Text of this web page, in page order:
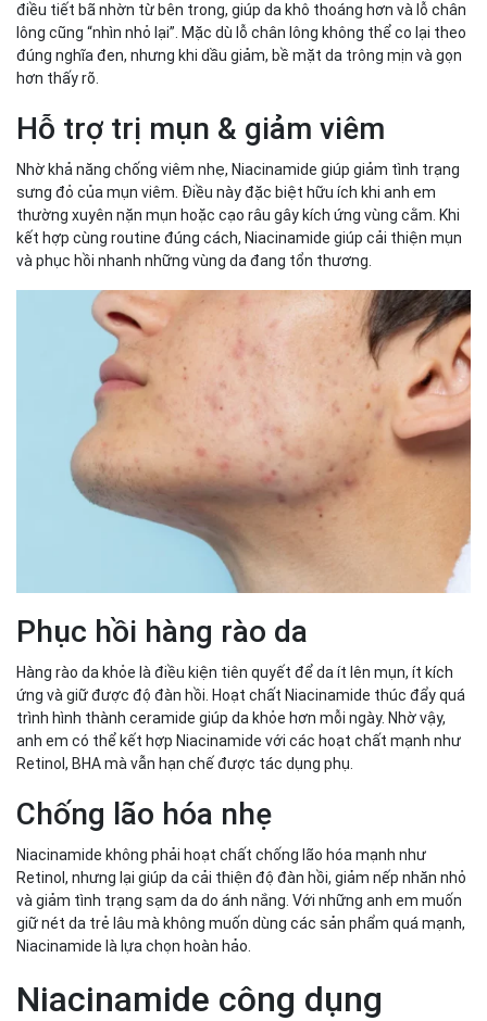
điều tiết bã nhờn từ bên trong, giúp da khô thoáng hơn và lỗ chân
lông cũng “nhìn nhỏ lại”. Mặc dù lỗ chân lông không thể co lại theo
đúng nghĩa đen, nhưng khi dầu giảm, bề mặt da trông mịn và gọn
hơn thấy rõ.
Hỗ trợ trị mụn & giảm viêm
Nhờ khả năng chống viêm nhẹ, Niacinamide giúp giảm tình trạng
sưng đỏ của mụn viêm. Điều này đặc biệt hữu ích khi anh em
thường xuyên nặn mụn hoặc cạo râu gây kích ứng vùng cằm. Khi
kết hợp cùng routine đúng cách, Niacinamide giúp cải thiện mụn
và phục hồi nhanh những vùng da đang tổn thương.
Phục hồi hàng rào da
Hàng rào da khỏe là điều kiện tiên quyết để da ít lên mụn, ít kích
ứng và giữ được độ đàn hồi. Hoạt chất Niacinamide thúc đẩy quá
trình hình thành ceramide giúp da khỏe hơn mỗi ngày. Nhờ vậy,
anh em có thể kết hợp Niacinamide với các hoạt chất mạnh như
Retinol, BHA mà vẫn hạn chế được tác dụng phụ.
Chống lão hóa nhẹ
Niacinamide không phải hoạt chất chống lão hóa mạnh như
Retinol, nhưng lại giúp da cải thiện độ đàn hồi, giảm nếp nhăn nhỏ
và giảm tình trạng sạm da do ánh nắng. Với những anh em muốn
giữ nét da trẻ lâu mà không muốn dùng các sản phẩm quá mạnh,
Niacinamide là lựa chọn hoàn hảo.
Niacinamide công dụng